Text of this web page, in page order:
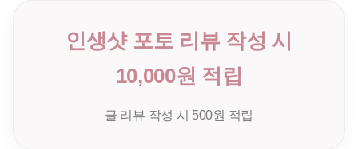
인생샷 포토 리뷰 작성 시
10,000원 적립
글 리뷰 작성 시 500원 적립